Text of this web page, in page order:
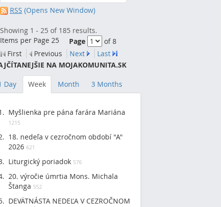
RSS (Opens New Window)
Showing 1 - 25 of 185 results.
Items per Page 25
Page
of 8
First
Previous Next
Last
NA MOJAKOMUNITA.SK
Day Week Month 3 Months
Myšlienka pre pána farára Mariána
1215
18. nedeľa v cezročnom období "A"
2026 621
Liturgický poriadok 576
20. výročie úmrtia Mons. Michala
Štanga 552
DEVÄTNÁSTA NEDEĽA V CEZROČNOM